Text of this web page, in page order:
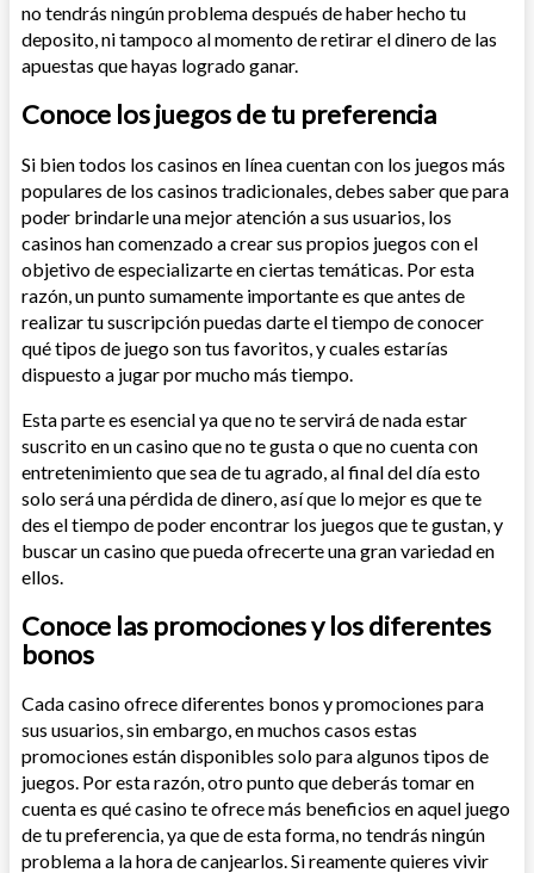
no tendrás ningún problema después de haber hecho tu
deposito, ni tampoco al momento de retirar el dinero de las
apuestas que hayas logrado ganar.
Conoce los juegos de tu preferencia
Si bien todos los casinos en línea cuentan con los juegos más
populares de los casinos tradicionales, debes saber que para
poder brindarle una mejor atención a sus usuarios, los
casinos han comenzado a crear sus propios juegos con el
objetivo de especializarte en ciertas temáticas. Por esta
razón, un punto sumamente importante es que antes de
realizar tu suscripción puedas darte el tiempo de conocer
qué tipos de juego son tus favoritos, y cuales estarías
dispuesto a jugar por mucho más tiempo.
Esta parte es esencial ya que no te servirá de nada estar
suscrito en un casino que no te gusta o que no cuenta con
entretenimiento que sea de tu agrado, al final del día esto
solo será una pérdida de dinero, así que lo mejor es que te
des el tiempo de poder encontrar los juegos que te gustan, y
buscar un casino que pueda ofrecerte una gran variedad en
ellos.
Conoce las promociones y los diferentes
bonos
Cada casino ofrece diferentes bonos y promociones para
sus usuarios, sin embargo, en muchos casos estas
promociones están disponibles solo para algunos tipos de
juegos. Por esta razón, otro punto que deberás tomar en
cuenta es qué casino te ofrece más beneficios en aquel juego
de tu preferencia, ya que de esta forma, no tendrás ningún
problema a la hora de canjearlos. Si reamente quieres vivir